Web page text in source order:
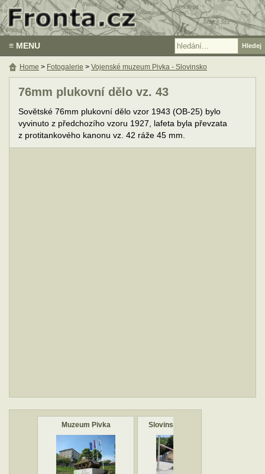
≡ MENU
76mm plukovní dělo vz. 43
Sovětské 76mm plukovní dělo vzor 1943 (OB-25) bylo
vyvinuto z předchozího vzoru 1927, lafeta byla převzata
z protitankového kanonu vz. 42 ráže 45 mm.
Muzeum Pivka Slovinský růžový tank
Home > Fotogalerie > Vojenské muzeum Pivka - Slovinsko